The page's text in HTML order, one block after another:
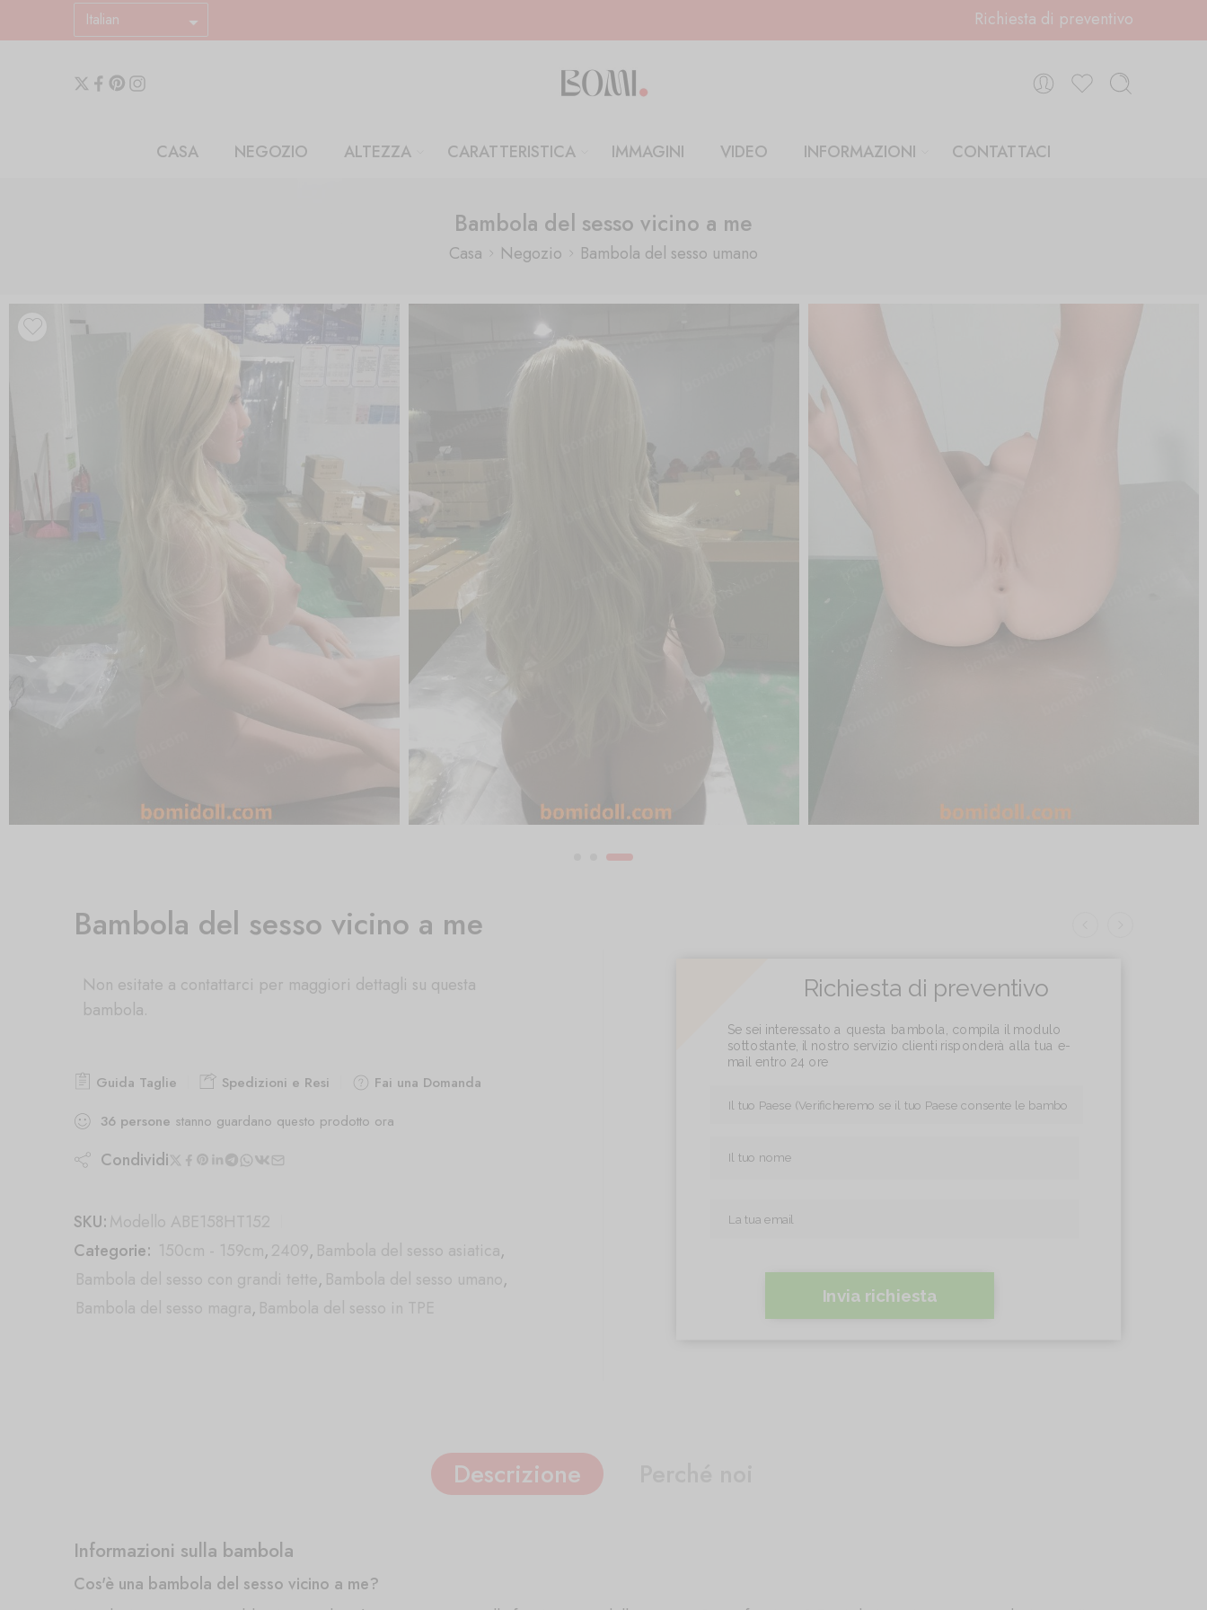
Italian Richiesta di preventivo
CASA NEGOZIO ALTEZZA CARATTERISTICA IMMAGINI VIDEO INFORMAZIONI CONTATTACI
Bambola del sesso vicino a me
Casa Negozio Bambola del sesso umano
Bambola del sesso vicino a me
Non esitate a contattarci per maggiori dettagli su questa
bambola.
Guida Taglie Spedizioni e Resi
Fai una Domanda
36 persone stanno guardano questo prodotto ora
Condividi
SKU:Modello ABE158HT152
Categorie: 150cm - 159cm,2409, Bambola del sesso asiatica,
Bambola del sesso con grandi tette, Bambola del sesso umano,
Bambola del sesso magra, Bambola del sesso in TPE
Richiesta di preventivo
Se sei interessato a questa bambola, compila il modulo
sottostante, il nostro servizio clienti risponderà alla tua e-
mail entro 24 ore
Invia richiesta
Descrizione
Informazioni sulla bambola
Cos'è una bambola del sesso vicino a me?